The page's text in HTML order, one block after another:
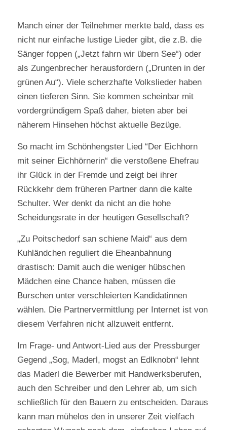
Manch einer der Teilnehmer merkte bald, dass es
nicht nur einfache lustige Lieder gibt, die z.B. die
Sänger foppen („Jetzt fahrn wir übern See“) oder
als Zungenbrecher herausfordern („Drunten in der
grünen Au“). Viele scherzhafte Volkslieder haben
einen tieferen Sinn. Sie kommen scheinbar mit
vordergründigem Spaß daher, bieten aber bei
näherem Hinsehen höchst aktuelle Bezüge.
So macht im Schönhengster Lied “Der Eichhorn
mit seiner Eichhörnerin“ die verstoßene Ehefrau
ihr Glück in der Fremde und zeigt bei ihrer
Rückkehr dem früheren Partner dann die kalte
Schulter. Wer denkt da nicht an die hohe
Scheidungsrate in der heutigen Gesellschaft?
„Zu Poitschedorf san schiene Maid“ aus dem
Kuhländchen reguliert die Eheanbahnung
drastisch: Damit auch die weniger hübschen
Mädchen eine Chance haben, müssen die
Burschen unter verschleierten Kandidatinnen
wählen. Die Partnervermittlung per Internet ist von
diesem Verfahren nicht allzuweit entfernt.
Im Frage- und Antwort-Lied aus der Pressburger
Gegend „Sog, Maderl, mogst an Edlknobn“ lehnt
das Maderl die Bewerber mit Handwerksberufen,
auch den Schreiber und den Lehrer ab, um sich
schließlich für den Bauern zu entscheiden. Daraus
kann man mühelos den in unserer Zeit vielfach